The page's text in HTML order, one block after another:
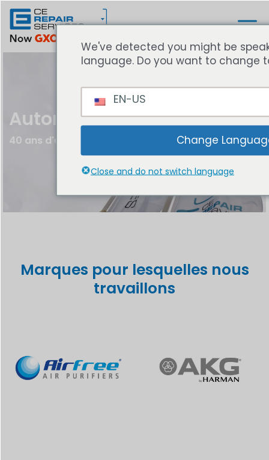
Autorisations
40 ans d'expertise en réparation
Marques pour lesquelles nous
travaillons
We've detected you might be
language. Do you want to change
EN-US
Change
Close and do not switch language